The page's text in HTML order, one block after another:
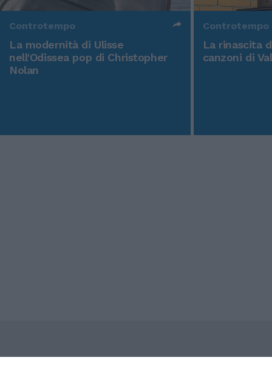
Controtempo
La modernità di Ulisse
nell'Odissea pop di Christopher
Nolan
Controtempo
La rinascita
canzoni di